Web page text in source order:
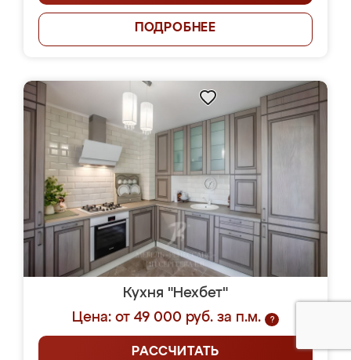
ПОДРОБНЕЕ
Кухня "Нехбет"
Цена: от 49 000 руб. за п.м.
?
РАССЧИТАТЬ